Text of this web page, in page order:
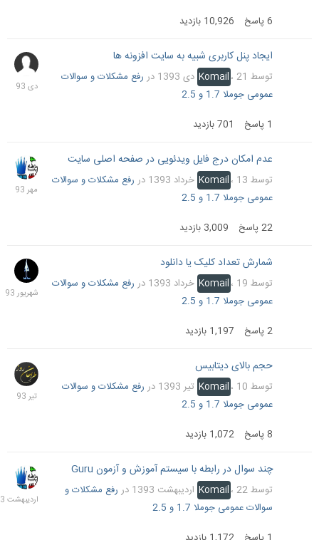
پاسخ 10,926 بازدید
ایجاد پنل کاربری شبیه به سایت افزونه ها
توسط Komail ،21 دی 1393 دررفع مشکلات و سوالات
عمومی جوملا 1.7 و 2.5
پاسخ 701 بازدید
21
دی
عدم امکان درج فایل ویدئویی در صفحه اصلی سایت
توسط Komail ،13 خرداد 1393 دررفع مشکلات و سوالات
عمومی جوملا 1.7 و 2.5
22پاسخ 3,009 بازدید
7
مهر
شمارش تعداد کلیک یا دانلود
توسط Komail ،19 خرداد 1393 دررفع مشکلات و سوالات
عمومی جوملا 1.7 و 2.5
2پاسخ 1,197 بازدید
17
حجم بالای دیتابیس
توسط Komail ،10 تیر 1393 دررفع مشکلات و سوالات
عمومی جوملا 1.7 و 2.5
پاسخ 1,072 بازدید
13
تیر
چند سوال در رابطه با سیستم آموزش و آزمون Guru
توسط Komail ،22 اردیبهشت 1393 دررفع مشکلات و
سوالات عمومی جوملا 1.7 و 2.5
23